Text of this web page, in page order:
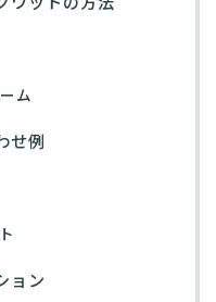
ム
せ例
ョン